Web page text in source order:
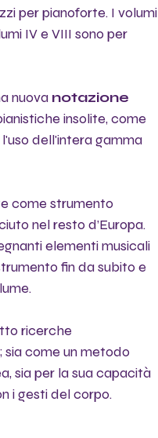
per pianoforte. I volumi
IV e VIII sono per
nuova notazione
insolite, come
dell'intera gamma
come strumento
nel resto d’Europa.
elementi musicali
fin da subito e
ricerche
sia come un metodo
sia per la sua capacità
i gesti del corpo.